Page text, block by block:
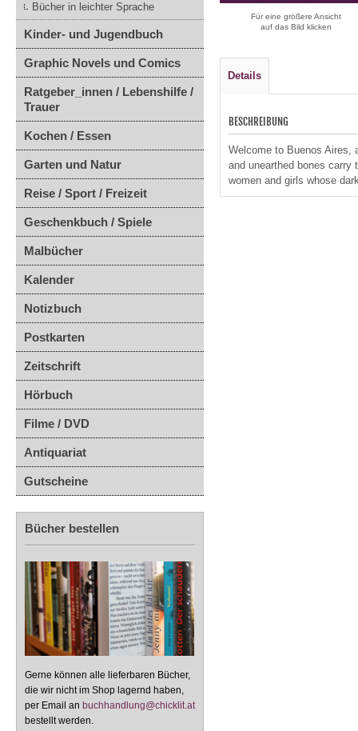
Bücher in leichter Sprache
Kinder- und Jugendbuch
Graphic Novels und Comics
Ratgeber_innen / Lebenshilfe /
Trauer
Kochen / Essen
Garten und Natur
Reise / Sport / Freizeit
Geschenkbuch / Spiele
Malbücher
Kalender
Notizbuch
Postkarten
Zeitschrift
Hörbuch
Filme / DVD
Antiquariat
Gutscheine
Bücher bestellen
Gerne können alle lieferbaren Bücher,
die wir nicht im Shop lagernd haben,
per Email an buchhandlung@chicklit.at
bestellt werden.
Für eine größere Ansicht
auf das Bild klicken
Details
BESCHREIBUNG
Welcome to Buenos Aires,
and unearthed bones
women and girls whose